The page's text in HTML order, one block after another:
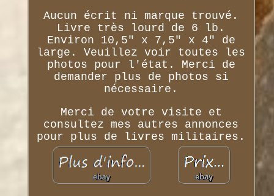
Aucun écrit ni marque trouvé.
Livre très lourd de 6 lb.
Environ 10,5" x 7,5" x 4" de
large. Veuillez voir toutes les
photos pour l'état. Merci de
demander plus de photos si
nécessaire.
Merci de votre visite et
consultez mes autres annonces
pour plus de livres militaires.